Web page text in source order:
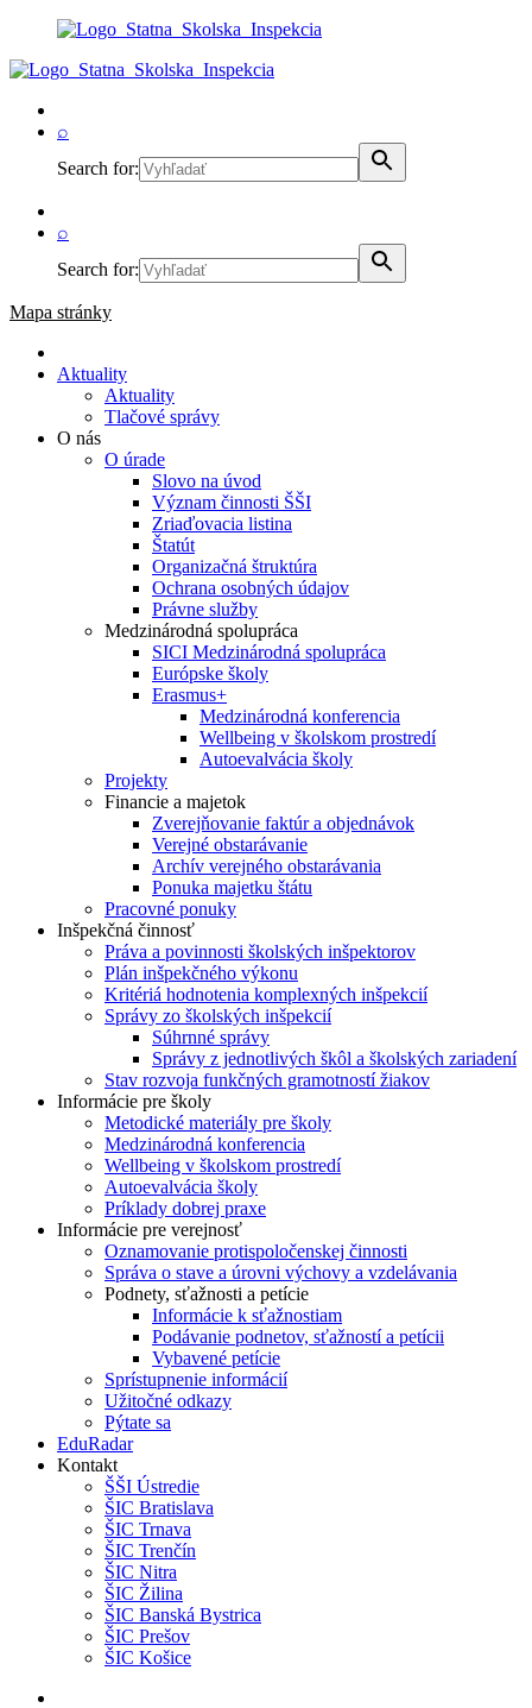
⌕
Search for:
⌕
Search for:
Mapa stránky
Aktuality
Aktuality
Tlačové správy
O nás
O úrade
Slovo na úvod
Význam činnosti ŠŠI
Zriaďovacia listina
Štatút
Organizačná štruktúra
Ochrana osobných údajov
Právne služby
Medzinárodná spolupráca
SICI Medzinárodná spolupráca
Európske školy
Erasmus+
Medzinárodná konferencia
Wellbeing v školskom prostredí
Autoevalvácia školy
Projekty
Financie a majetok
Zverejňovanie faktúr a objednávok
Verejné obstarávanie
Archív verejného obstarávania
Ponuka majetku štátu
Pracovné ponuky
Inšpekčná činnosť
Práva a povinnosti školských inšpektorov
Plán inšpekčného výkonu
Kritériá hodnotenia komplexných inšpekcií
Správy zo školských inšpekcií
Súhrnné správy
Správy z jednotlivých škôl a školských zariadení
Stav rozvoja funkčných gramotností žiakov
Informácie pre školy
Metodické materiály pre školy
Medzinárodná konferencia
Wellbeing v školskom prostredí
Autoevalvácia školy
Príklady dobrej praxe
Informácie pre verejnosť
Oznamovanie protispoločenskej činnosti
Správa o stave a úrovni výchovy a vzdelávania
Podnety, sťažnosti a petície
Informácie k sťažnostiam
Podávanie podnetov, sťažností a petícii
Vybavené petície
Sprístupnenie informácií
Užitočné odkazy
Pýtate sa
EduRadar
Kontakt
ŠŠI Ústredie
ŠIC Bratislava
ŠIC Trnava
ŠIC Trenčín
ŠIC Nitra
ŠIC Žilina
ŠIC Banská Bystrica
ŠIC Prešov
ŠIC Košice